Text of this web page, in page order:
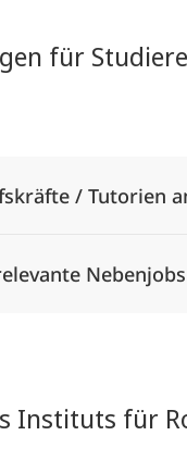
für
/ Tutorien
Nebenjobs
Instituts für